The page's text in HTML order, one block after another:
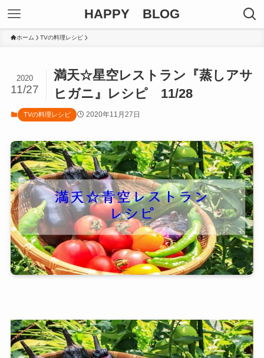
HAPPY BLOG
ホーム TVの料理レシピ
満天☆星空レストラン『蒸しアサ
ヒガニ』レシピ 11/28
2020
11/27
TVの料理レシピ 2020年11月27日